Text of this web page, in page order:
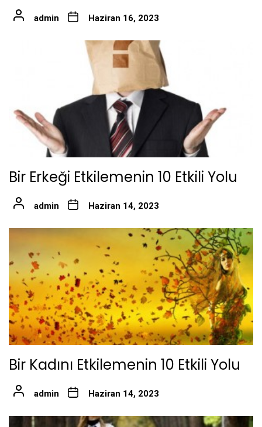
admin Haziran 16, 2023
Bir Erkeği Etkilemenin 10 Etkili Yolu
admin Haziran 14, 2023
Bir Kadını Etkilemenin 10 Etkili Yolu
admin Haziran 14, 2023